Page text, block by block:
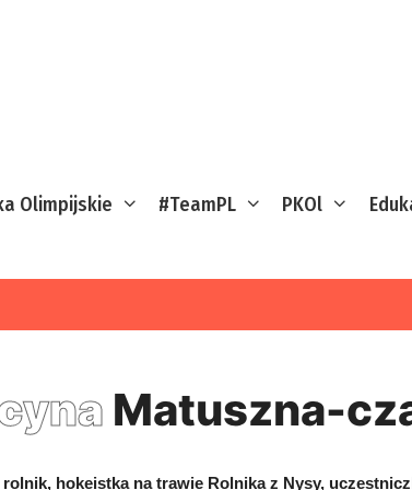
Olimpijskie #TeamPL PKOl
Matuszna-
hokeistka na trawie Rolnika z Nysy,